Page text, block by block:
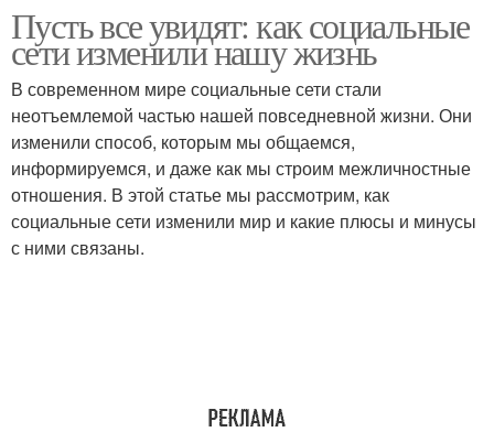
Пусть все увидят: как социальные
сети изменили нашу жизнь
В современном мире социальные сети стали
неотъемлемой частью нашей повседневной жизни. Они
изменили способ, которым мы общаемся,
информируемся, и даже как мы строим межличностные
отношения. В этой статье мы рассмотрим, как
социальные сети изменили мир и какие плюсы и минусы
с ними связаны.